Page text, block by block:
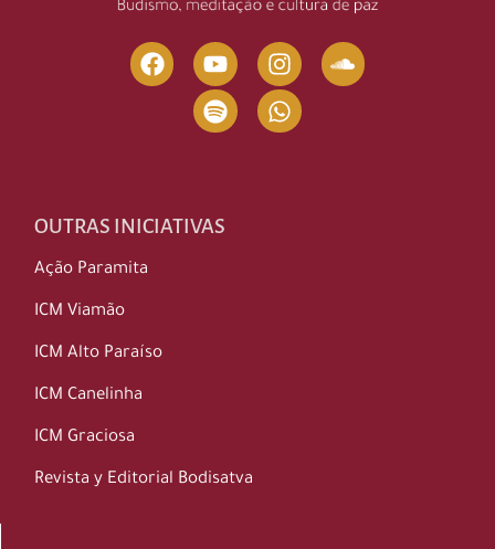
OUTRAS INICIATIVAS
Ação Paramita
ICM Viamão
ICM Alto Paraíso
ICM Canelinha
ICM Graciosa
Revista y Editorial Bodisatva